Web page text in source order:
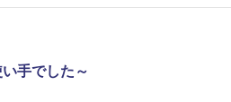
手でした～